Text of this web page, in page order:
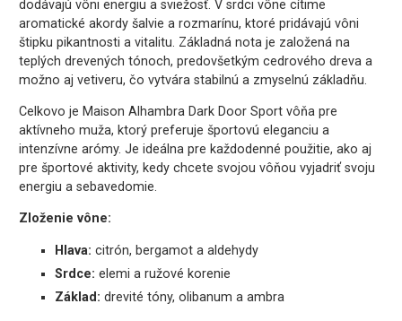
dodávajú vôni energiu a sviežosť. V srdci vône cítime
aromatické akordy šalvie a rozmarínu, ktoré pridávajú vôni
štipku pikantnosti a vitalitu. Základná nota je založená na
teplých drevených tónoch, predovšetkým cedrového dreva a
možno aj vetiveru, čo vytvára stabilnú a zmyselnú základňu.
Celkovo je Maison Alhambra Dark Door Sport vôňa pre
aktívneho muža, ktorý preferuje športovú eleganciu a
intenzívne arómy. Je ideálna pre každodenné použitie, ako aj
pre športové aktivity, kedy chcete svojou vôňou vyjadriť svoju
energiu a sebavedomie.
Zloženie vône:
Hlava:citrón, bergamot a aldehydy
Srdce: elemi a ružové korenie
Základ: drevité tóny, olibanum a ambra